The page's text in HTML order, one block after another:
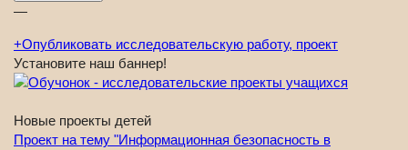
—
+Опубликовать исследовательскую работу, проект
Установите наш баннер!
Новые проекты детей
Проект на тему "Информационная безопасность в